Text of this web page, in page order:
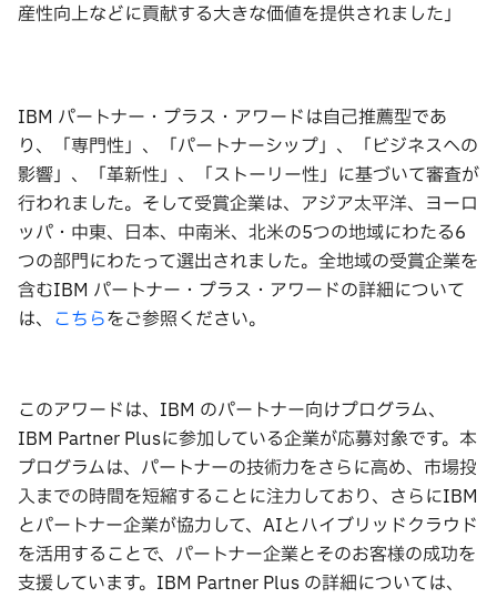
産性向上などに貢献する大きな価値を提供されました」
IBM パートナー・プラス・アワードは自己推薦型であ
り、「専門性」、「パートナーシップ」、「ビジネスへの
影響」、「革新性」、「ストーリー性」に基づいて審査が
行われました。そして受賞企業は、アジア太平洋、ヨーロ
ッパ・中東、日本、中南米、北米の5つの地域にわたる6
つの部門にわたって選出されました。全地域の受賞企業を
含むIBM パートナー・プラス・アワードの詳細について
は、 こちらをご参照ください。
このアワードは、IBM のパートナー向けプログラム、
IBM Partner Plusに参加している企業が応募対象です。本
プログラムは、パートナーの技術力をさらに高め、市場投
入までの時間を短縮することに注力しており、さらにIBM
とパートナー企業が協力して、AIとハイブリッドクラウド
を活用することで、パートナー企業とそのお客様の成功を
支援しています。IBM Partner Plus の詳細については、